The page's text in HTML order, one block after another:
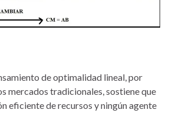
de optimalidad lineal, por
mercados tradicionales, sostiene que
eficiente de recursos y ningún agente